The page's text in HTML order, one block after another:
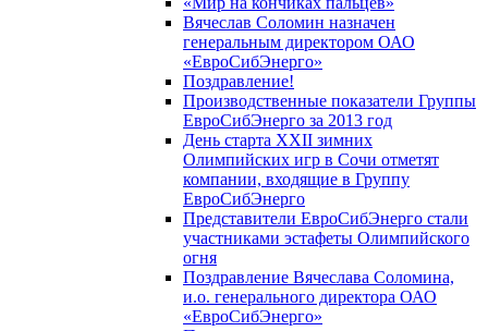
Вячеслав Соломин назначен
генеральным директором ОАО
«ЕвроСибЭнерго»
Поздравление!
Производственные показатели Группы
ЕвроСибЭнерго за 2013 год
День старта XXII зимних
Олимпийских игр в Сочи отметят
компании, входящие в Группу
ЕвроСибЭнерго
Представители ЕвроСибЭнерго стали
участниками эстафеты Олимпийского
огня
Поздравление Вячеслава Соломина,
и.о. генерального директора ОАО
«ЕвроСибЭнерго»